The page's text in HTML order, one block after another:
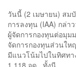
วันนี้ (2 เมษายน) สม
การลงทุน (IAA) กล่า
ผู้จัดการกองทุนต่อมุ
จัดการกองทุนส่วนให
มีแนวโน้มไปในทิศท
1,118 จุด ทั้งนี...